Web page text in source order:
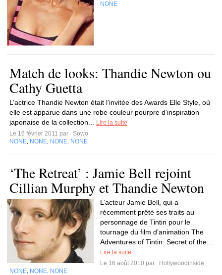
NONE
Match de looks: Thandie Newton ou
Cathy Guetta
L’actrice Thandie Newton était l’invitée des Awards Elle Style, où
elle est apparue dans une robe couleur pourpre d’inspiration
japonaise de la collection...
Lire la suite
Le 16 février 2011 par
Sowo
NONE NONE NONE NONE
‘The Retreat’ : Jamie Bell rejoint
Cillian Murphy et Thandie Newton
L’acteur Jamie Bell, qui a
récemment prêté ses traits au
personnage de Tintin pour le
tournage du film d’animation The
Adventures of Tintin: Secret of the...
Lire la suite
Le 16 août 2010 par
Hollywoodinside
NONE NONE NONE